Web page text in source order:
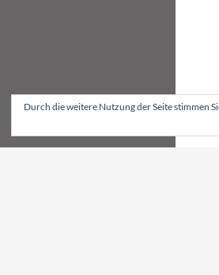
Durch die weitere Nutzung der Seite stimmen